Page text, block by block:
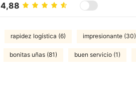
4,88
rapidez logística (6) impresionante (30)
bonitas uñas (81) buen servicio (1)